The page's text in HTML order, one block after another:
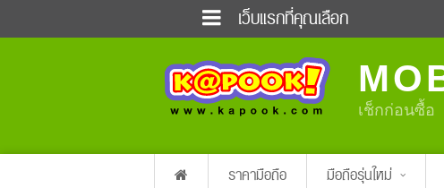
เว็บแรกที่คุณเลือก
ฟังวิทยุออนไลน์
เกม ห
แต่งงาน
แม่และเด็ก ดูด
dictionary
เช็คความเร็วเน็ต
เช็กก่อนซื้อ
ราคามือถือ มือถือรุ่นใหม่